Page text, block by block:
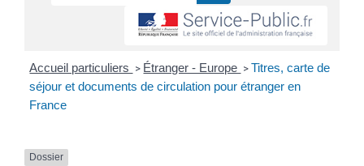
Accueil particuliers > Étranger - Europe > Titres, carte de
séjour et documents de circulation pour étranger en
France
Dossier